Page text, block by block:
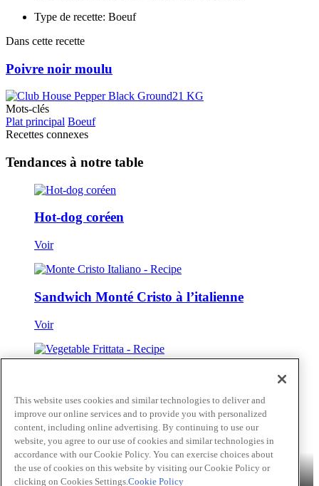
Type de recette: Boeuf
Dans cette recette
Poivre noir moulu
Mots-clés
Plat principal Boeuf
Recettes connexes
Tendances à notre table
Hot-dog coréen
Voir
Sandwich Monté Cristo à l’italienne
Voir
Voir
Passer au contenu principal(Skip)
Produits Billy Bee® Cattlemen's® Club House® About Franks®
RedHot®
This website uses cookies and similar technologies to deliver and
improve our online services and to provide you with personalized
content, including online advertising. By continuing to use our
website, you agree to our use of cookies and similar technologies in
accordance with our Cookie Policy. You can exercise choices about
the use of cookies on this website by visiting our Cookie Policy or
clicking on Cookies Settings. Cookie Policy